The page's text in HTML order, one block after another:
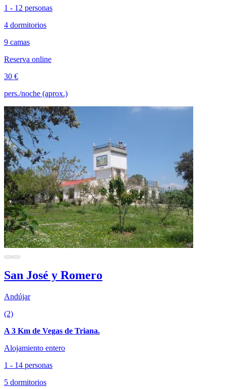
1 - 12 personas
4 dormitorios
9 camas
Reserva online
30 €
pers./noche (aprox.)
San José y Romero
Andújar
(2)
A 3 Km de Vegas de Triana.
Alojamiento entero
1 - 14 personas
5 dormitorios